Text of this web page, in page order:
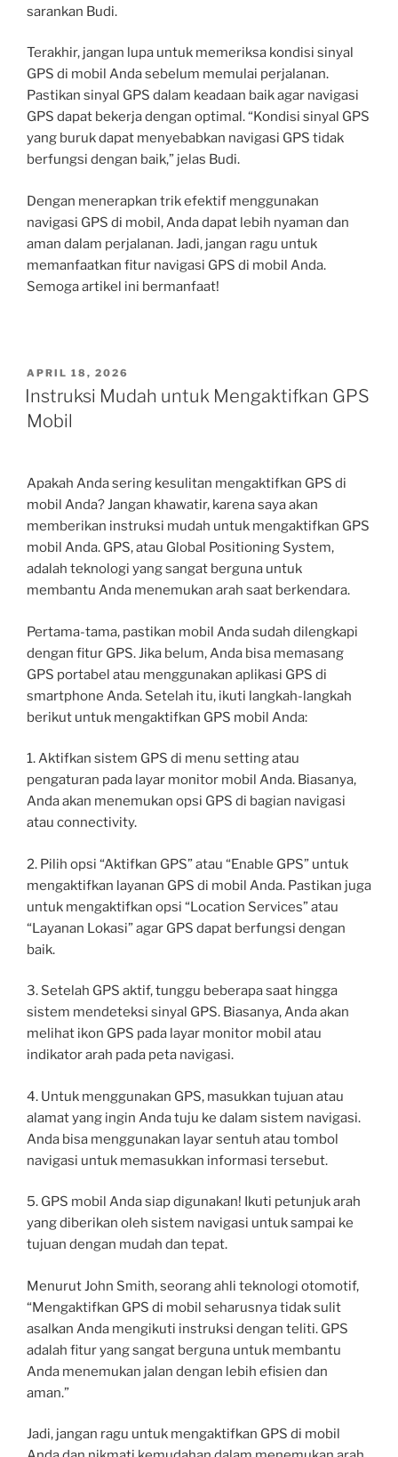
sarankan Budi.
Terakhir, jangan lupa untuk memeriksa kondisi sinyal
GPS di mobil Anda sebelum memulai perjalanan.
Pastikan sinyal GPS dalam keadaan baik agar navigasi
GPS dapat bekerja dengan optimal. “Kondisi sinyal GPS
yang buruk dapat menyebabkan navigasi GPS tidak
berfungsi dengan baik,” jelas Budi.
Dengan menerapkan trik efektif menggunakan
navigasi GPS di mobil, Anda dapat lebih nyaman dan
aman dalam perjalanan. Jadi, jangan ragu untuk
memanfaatkan fitur navigasi GPS di mobil Anda.
Semoga artikel ini bermanfaat!
POSTED
ON
APRIL 18, 2026
Instruksi Mudah untuk Mengaktifkan GPS
Mobil
Apakah Anda sering kesulitan mengaktifkan GPS di
mobil Anda? Jangan khawatir, karena saya akan
memberikan instruksi mudah untuk mengaktifkan GPS
mobil Anda. GPS, atau Global Positioning System,
adalah teknologi yang sangat berguna untuk
membantu Anda menemukan arah saat berkendara.
Pertama-tama, pastikan mobil Anda sudah dilengkapi
dengan fitur GPS. Jika belum, Anda bisa memasang
GPS portabel atau menggunakan aplikasi GPS di
smartphone Anda. Setelah itu, ikuti langkah-langkah
berikut untuk mengaktifkan GPS mobil Anda:
1. Aktifkan sistem GPS di menu setting atau
pengaturan pada layar monitor mobil Anda. Biasanya,
Anda akan menemukan opsi GPS di bagian navigasi
atau connectivity.
2. Pilih opsi “Aktifkan GPS” atau “Enable GPS” untuk
mengaktifkan layanan GPS di mobil Anda. Pastikan juga
untuk mengaktifkan opsi “Location Services” atau
“Layanan Lokasi” agar GPS dapat berfungsi dengan
baik.
3. Setelah GPS aktif, tunggu beberapa saat hingga
sistem mendeteksi sinyal GPS. Biasanya, Anda akan
melihat ikon GPS pada layar monitor mobil atau
indikator arah pada peta navigasi.
4. Untuk menggunakan GPS, masukkan tujuan atau
alamat yang ingin Anda tuju ke dalam sistem navigasi.
Anda bisa menggunakan layar sentuh atau tombol
navigasi untuk memasukkan informasi tersebut.
5. GPS mobil Anda siap digunakan! Ikuti petunjuk arah
yang diberikan oleh sistem navigasi untuk sampai ke
tujuan dengan mudah dan tepat.
Menurut John Smith, seorang ahli teknologi otomotif,
“Mengaktifkan GPS di mobil seharusnya tidak sulit
asalkan Anda mengikuti instruksi dengan teliti. GPS
adalah fitur yang sangat berguna untuk membantu
Anda menemukan jalan dengan lebih efisien dan
aman.”
Jadi, jangan ragu untuk mengaktifkan GPS di mobil